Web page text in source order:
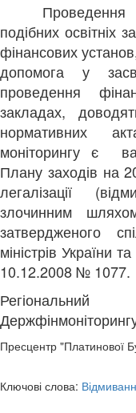
Проведення
подібних освітніх
фінансових
допомога у
проведення
закладах,
нормативних
моніторингу є
Плану заходів на
легалізації
злочинним
затвердженого
міністрів України
10.12.2008 № 1077.
Пресцентр "Платинової
Ключові слова: